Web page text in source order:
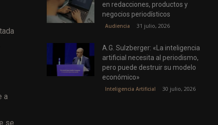
a
se
en redacciones, productos y
negocios periodísticos
Audiencia 31 julio, 2026
A.G. Sulzberger: «La inteligencia
artificial necesita al periodismo,
pero puede destruir su modelo
económico»
Inteligencia Artificial 30 julio, 2026